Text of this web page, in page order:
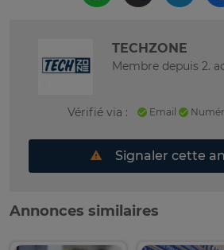
TECHZONE
Membre depuis 2.
Vérifié via : Email
Signaler cette
Annonces similaires